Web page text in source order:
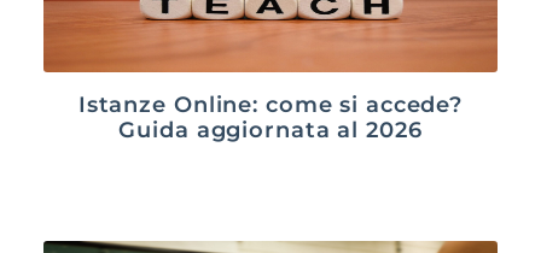
Istanze Online: come si accede?
Guida aggiornata al 2026